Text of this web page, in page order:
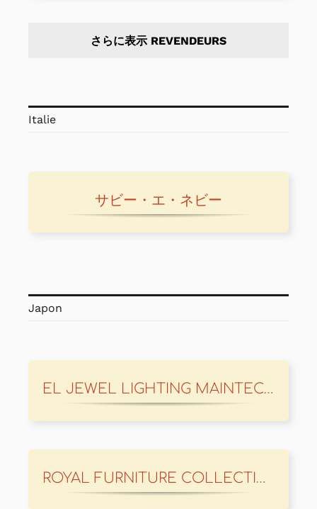
さらに表示 REVENDEURS
Italie
サビー・エ・ネビー
Japon
EL JEWEL LIGHTING MAINTECH
ROYAL FURNITURE COLLECTION